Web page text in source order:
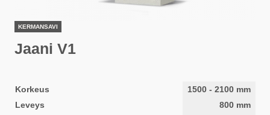
KERMANSAVI
Jaani V1
Korkeus 1500 - 2100 mm
Leveys
800 mm